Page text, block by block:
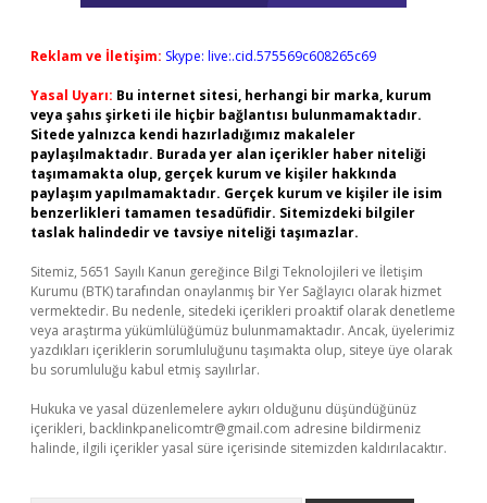
Reklam ve İletişim: Skype: live:.cid.575569c608265c69
Yasal Uyarı: Bu internet sitesi, herhangi bir marka, kurum
veya şahıs şirketi ile hiçbir bağlantısı bulunmamaktadır.
Sitede yalnızca kendi hazırladığımız makaleler
paylaşılmaktadır. Burada yer alan içerikler haber niteliği
taşımamakta olup, gerçek kurum ve kişiler hakkında
paylaşım yapılmamaktadır. Gerçek kurum ve kişiler ile isim
benzerlikleri tamamen tesadüfidir. Sitemizdeki bilgiler
taslak halindedir ve tavsiye niteliği taşımazlar.
Sitemiz, 5651 Sayılı Kanun gereğince Bilgi Teknolojileri ve İletişim
Kurumu (BTK) tarafından onaylanmış bir Yer Sağlayıcı olarak hizmet
vermektedir. Bu nedenle, sitedeki içerikleri proaktif olarak denetleme
veya araştırma yükümlülüğümüz bulunmamaktadır. Ancak, üyelerimiz
yazdıkları içeriklerin sorumluluğunu taşımakta olup, siteye üye olarak
bu sorumluluğu kabul etmiş sayılırlar.
Hukuka ve yasal düzenlemelere aykırı olduğunu düşündüğünüz
içerikleri, backlinkpanelicomtr@gmail.com adresine bildirmeniz
halinde, ilgili içerikler yasal süre içerisinde sitemizden kaldırılacaktır.